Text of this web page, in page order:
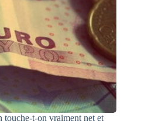
t-on vraiment net et